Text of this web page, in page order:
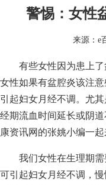
警惕：女性
来源： e
有些女性因为患上
女性如果有盆腔炎该注
引起妇女月经不调。尤
经期流血时间延长或阴
康资讯网的张姚小编一
我们女性在生理期
可引起妇女月经不调，